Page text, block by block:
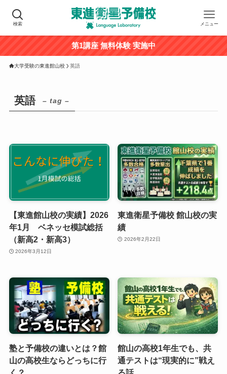
検索 メニュー
第1講座 無料体験 実施中
大学受験の東進館山校 英語
英語 – tag –
【東進館山校の実績】2026
年1月 ベネッセ模試総括
（新高2・新高3）
2026年3月12日
東進衛星予備校 館山校の実
績
2026年2月22日
塾と予備校の違いとは？館
山の高校生ならどっちに行
館山の高校1年生でも、共
通テストは“現実的に”戦え